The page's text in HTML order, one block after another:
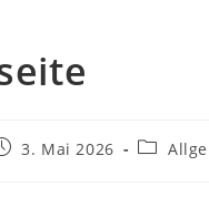
3. Mai 2026